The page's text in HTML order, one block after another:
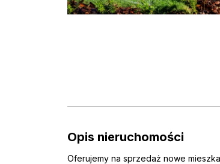
Opis nieruchomości
Oferujemy na sprzedaż nowe